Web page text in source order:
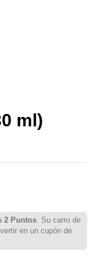
ml)
2 Puntos. Su carro de
en un cupón de